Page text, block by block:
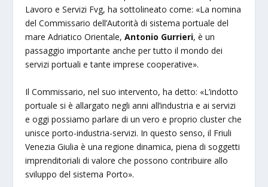
Lavoro e Servizi Fvg, ha sottolineato come: «La nomina
del Commissario dell’Autorità di sistema portuale del
mare Adriatico Orientale,Antonio Gurrieri, è un
passaggio importante anche per tutto il mondo dei
servizi portuali e tante imprese cooperative».
Il Commissario, nel suo intervento, ha detto: «L’indotto
portuale si è allargato negli anni all’industria e ai servizi
e oggi possiamo parlare di un vero e proprio cluster che
unisce porto-industria-servizi. In questo senso, il Friuli
Venezia Giulia è una regione dinamica, piena di soggetti
imprenditoriali di valore che possono contribuire allo
sviluppo del sistema Porto».